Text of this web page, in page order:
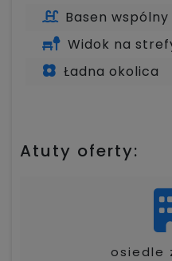
Basen wspólny
Widok na
Ładna okolica
Atuty oferty:
osiedle